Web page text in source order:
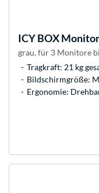
ICY BOX
grau, für 3 Monitore
Tragkraft: 21 kg
Bildschirmgröße:
Ergonomie: